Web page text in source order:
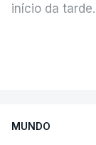
início da tarde.
MUNDO